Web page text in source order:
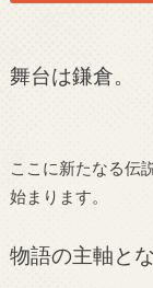
舞台は鎌倉。
ここに新たなる伝
始まります。
物語の主軸と